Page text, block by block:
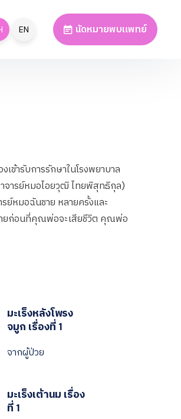
EN นัดหมายพบแพทย์
ข้ารับการรักษาในโรงพยาบาล
จารย์หมอไอยวุฒิ ไทยพิสุทธิกุล)
ย์หมอฉันชาย หลายครั้งและ
ท้ายก่อนที่คุณพ่อจะเสียชีวิต คุณพ่อ
มะเร็งหลังโพรง
จมูก เรื่องที่ 1
จากผู้ป่วย
มะเร็งเต้านม เรื่อง
ที่ 1